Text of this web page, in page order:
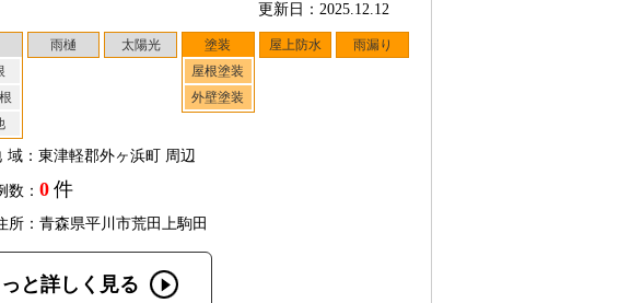
更新日：2025.12.12
雨樋 太陽光
塗装
屋根塗装
外壁塗装
屋上防水 雨漏り
域：東津軽郡外ヶ浜町 周辺
数： 0 件
所：青森県平川市荒田上駒田
っと詳しく見る